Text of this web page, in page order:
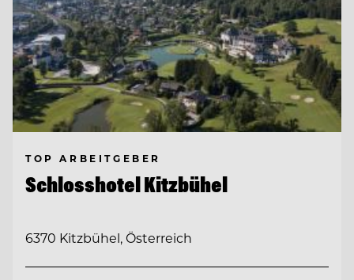
TOP ARBEITGEBER
Schlosshotel Kitzbühel
6370 Kitzbühel, Österreich